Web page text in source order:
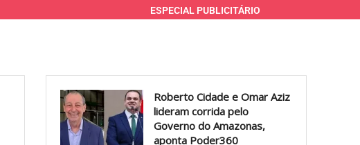
ESPECIAL PUBLICITÁRIO
Roberto Cidade e Omar Aziz
lideram corrida pelo
Governo do Amazonas,
aponta Poder360